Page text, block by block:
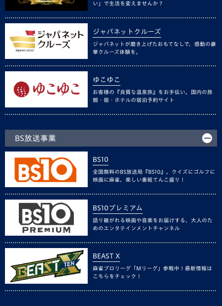
い」で生活を変えませんか？
ジャパネットクルーズ
ジャパネットが磨き上げたおもてなしで、感動の豪
華クルーズ体験を。
ゆこゆこ
お客様の『良質な温泉旅』をお手伝い。国内の旅
館・宿・ホテルの宿泊予約サイト
BS放送事業
BS10
全国無料のBS放送局『BS10』。クイズにゴルフに
映画に麻雀、楽しい番組てんこ盛り！
BS10プレミアム
語り継がれる映画や音楽をお届けする、大人のた
めのエンタテインメントチャンネル
BEAST X
麻雀プロリーグ「Mリーグ」参戦中！最新情報は
こちらをチェック！